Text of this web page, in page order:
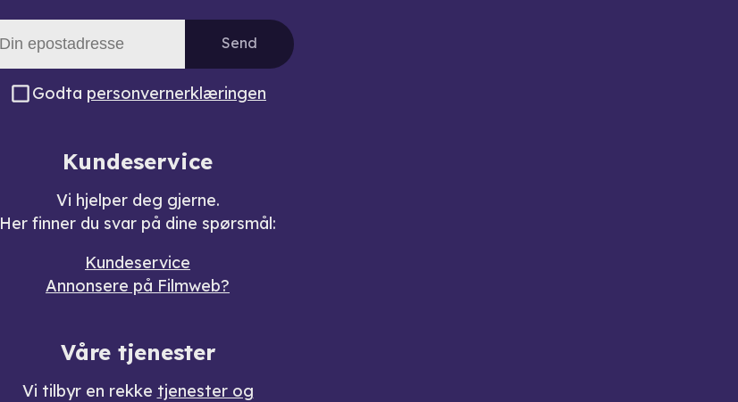
Send
Godta personvernerklæringen
Kundeservice
Vi hjelper deg gjerne.
Her finner du svar på dine spørsmål:
Kundeservice
Annonsere på Filmweb?
Våre tjenester
Vi tilbyr en rekke tjenester og